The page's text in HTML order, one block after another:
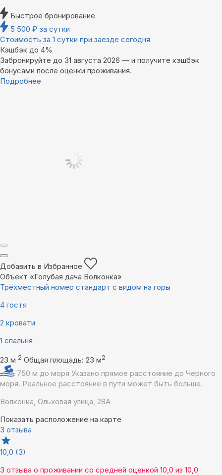
Быстрое бронирование
5 500 ₽ за сутки
Стоимость за 1 сутки при заезде сегодня
Кэшбэк до 4%
Забронируйте до 31 августа 2026 — и получите кэшбэк
бонусами после оценки проживания.
Подробнее
Добавить в Избранное
Объект «Голубая дача Волконка»
Трёхместный номер стандарт с видом на горы
4 гостя
2 кровати
1 спальня
23 м 2 Общая площадь: 23 м2
750 м до моря Указано прямое расстояние до Чёрного
моря. Реальное расстояние в пути может быть больше.
Волконка, Ольховая улица, 28А
Показать расположение на карте
3 отзыва
10,0 (3)
3 отзыва о проживании со средней оценкой 10,0 из 10,0